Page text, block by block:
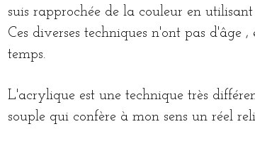
suis rapprochée de la couleur en utilisant
Ces diverses techniques n'ont pas d'âge
temps.
L'acrylique est une technique très
souple qui confère à mon sens un réel